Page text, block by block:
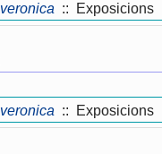
veronica :: Exposicions
veronica :: Exposicions